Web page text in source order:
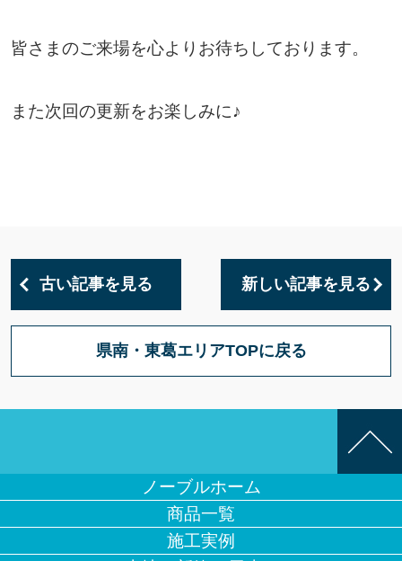
皆さまのご来場を心よりお待ちしております。
また次回の更新をお楽しみに♪
古い記事を見る 新しい記事を見る
県南・東葛エリアTOPに戻る
ノーブルホーム
商品一覧
施工実例